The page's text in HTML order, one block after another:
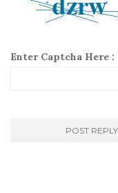
Enter Captcha Here :